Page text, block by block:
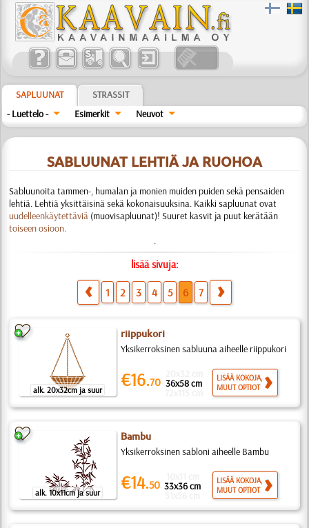
SAPLUUNAT
STRASSIT
- Luettelo -
Esimerkit Neuvot
SABLUUNAT LEHTIÄ JA RUOHOA
Sabluunoita tammen-, humalan ja monien muiden puiden sekä pensaiden
lehtiä. Lehtiä yksittäisinä sekä kokonaisuuksina. Kaikki sapluunat ovat
uudelleenkäytettäviä (muovisapluunat)! Suuret kasvit ja puut kerätään
toiseen osioon.
.
lisää sivuja:
1 2 3 4 5 6 7
alk. 20x32cm ja suur
riippukori
Yksikerroksinen sabluuna aiheelle riippukori
€16.70 36x58 cm
LISÄÄ KOKOJA,
MUUT OPTIOT
alk. 10x11cm ja suur
Bambu
Yksikerroksinen sabloni aiheelle Bambu
€14.50 33x36 cm
LISÄÄ KOKOJA,
MUUT OPTIOT